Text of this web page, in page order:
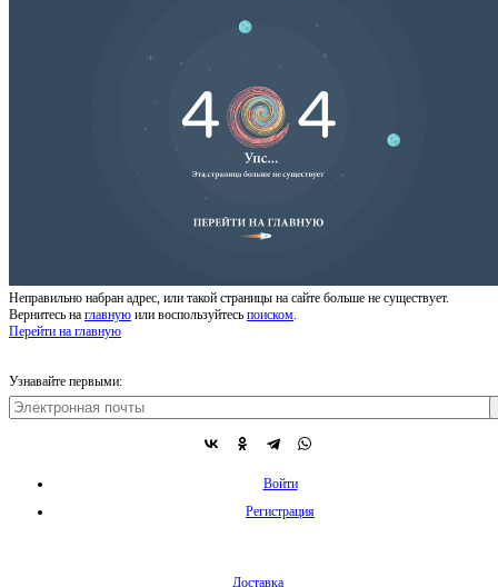
Неправильно набран адрес, или такой страницы на сайте больше не существует.
Вернитесь на главную или воспользуйтесь поиском.
Перейти на главную
Узнавайте первыми:
Войти
Регистрация
Доставка